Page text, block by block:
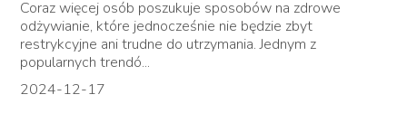
Coraz więcej osób poszukuje sposobów na zdrowe
odżywianie, które jednocześnie nie będzie zbyt
restrykcyjne ani trudne do utrzymania. Jednym z
popularnych trendó...
2024-12-17